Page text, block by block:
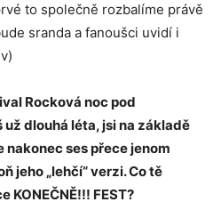
to společně rozbalíme právě
sranda a fanoušci uvidí i
Rocková noc pod
dlouhá léta, jsi na základě
ses přece jenom
jeho „lehčí“ verzi. Co tě
KONEČNĚ!!! FEST?